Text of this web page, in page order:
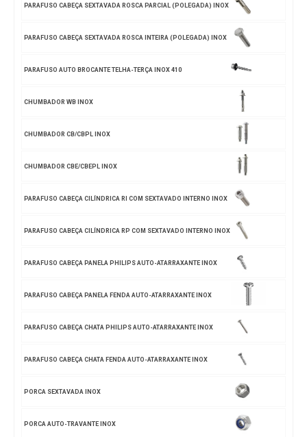
PARAFUSO CABEÇA SEXTAVADA ROSCA PARCIAL (POLEGADA) INOX
PARAFUSO CABEÇA SEXTAVADA ROSCA INTEIRA (POLEGADA) INOX
PARAFUSO AUTO BROCANTE TELHA-TERÇA INOX 410
CHUMBADOR WB INOX
CHUMBADOR CB/CBPL INOX
CHUMBADOR CBE/CBEPL INOX
PARAFUSO CABEÇA CILÍNDRICA RI COM SEXTAVADO INTERNO INOX
PARAFUSO CABEÇA CILÍNDRICA RP COM SEXTAVADO INTERNO INOX
PARAFUSO CABEÇA PANELA PHILIPS AUTO-ATARRAXANTE INOX
PARAFUSO CABEÇA PANELA FENDA AUTO-ATARRAXANTE INOX
PARAFUSO CABEÇA CHATA PHILIPS AUTO-ATARRAXANTE INOX
PARAFUSO CABEÇA CHATA FENDA AUTO-ATARRAXANTE INOX
PORCA SEXTAVADA INOX
PORCA AUTO-TRAVANTE INOX